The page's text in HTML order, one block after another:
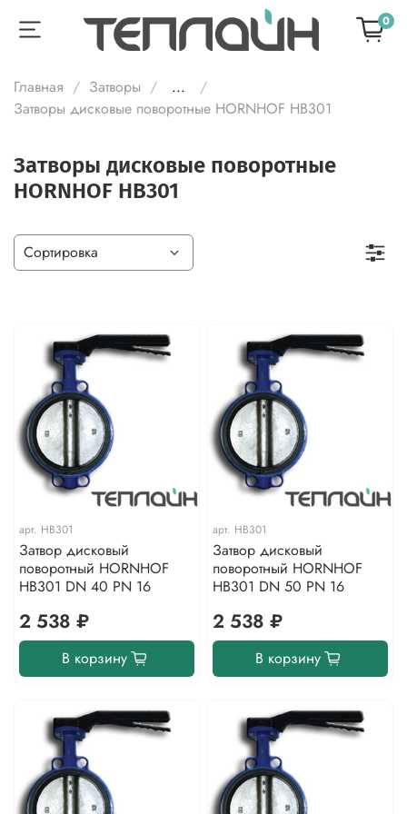
0
Главная Затворы
...
Затворы дисковые поворотные HORNHOF HB301
Затворы дисковые поворотные
HORNHOF HB301
арт. HB301
Затвор дисковый
поворотный HORNHOF
HB301 DN 40 PN 16
2 538 ₽
В корзину
арт. HB301
Затвор дисковый
поворотный HORNHOF
HB301 DN 50 PN 16
2 538 ₽
В корзину